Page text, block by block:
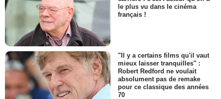
le plus vu dans le cinéma
français !
"Il y a certains films qu'il vaut
mieux laisser tranquilles" :
Robert Redford ne voulait
absolument pas de remake
pour ce classique des années
70